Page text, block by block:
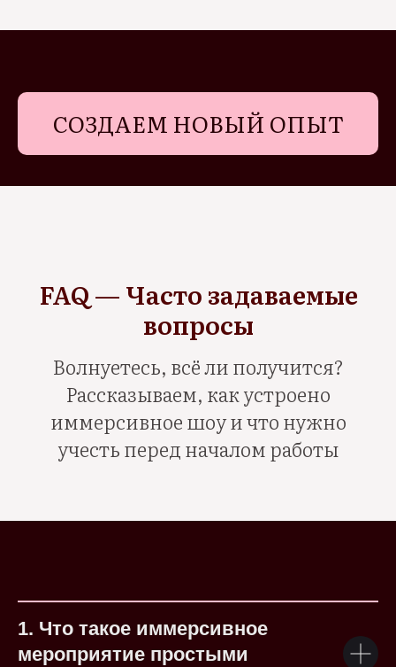
СОЗДАЕМ НОВЫЙ ОПЫТ
FAQ — Часто задаваемые
вопросы
Волнуетесь, всё ли получится?
Рассказываем, как устроено
иммерсивное шоу и что нужно
учесть перед началом работы
1. Что такое иммерсивное
мероприятие простыми